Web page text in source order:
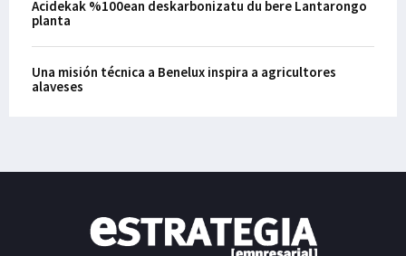
Acidekak %100ean deskarbonizatu du bere Lantarongo
planta
Una misión técnica a Benelux inspira a agricultores
alaveses